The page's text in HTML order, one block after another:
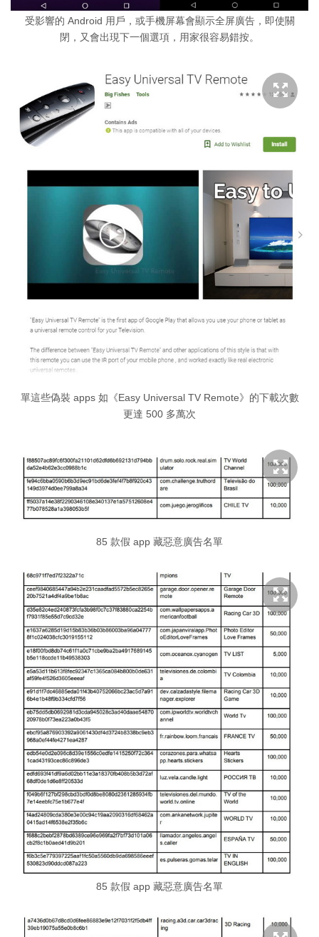
受影響的 Android 用戶，或手機屏幕會顯示全屏廣告，即使關
閉，又會出現下一個選項，用家很容易錯按。
單這些偽裝 apps 如《Easy Universal TV Remote》的下載次數
更達 500 多萬次
85 款假 app 藏惡意廣告名單
85 款假 app 藏惡意廣告名單